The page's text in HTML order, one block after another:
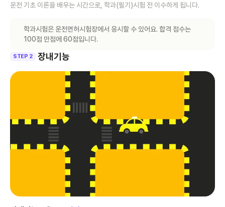
운전 기초 이론을 배우는 시간으로, 학과(필기)시험 전 이수하게 됩니다.
학과시험은 운전면허시험장에서 응시할 수 있어요. 합격 점수는
100점 만점에 60점입니다.
STEP 2 장내기능